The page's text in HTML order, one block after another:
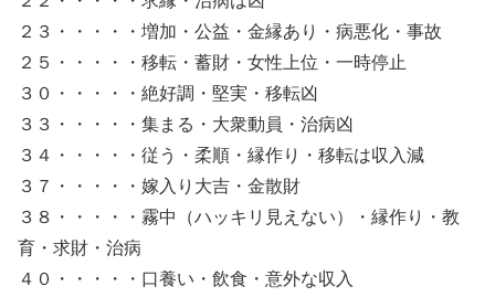
２３・・・・・増加・公益・金縁あり・病悪化・事故
２５・・・・・移転・蓄財・女性上位・一時停止
３０・・・・・絶好調・堅実・移転凶
３３・・・・・集まる・大衆動員・治病凶
３４・・・・・従う・柔順・縁作り・移転は収入減
３７・・・・・嫁入り大吉・金散財
３８・・・・・霧中（ハッキリ見えない）・縁作り・教
育・求財・治病
４０・・・・・口養い・飲食・意外な収入